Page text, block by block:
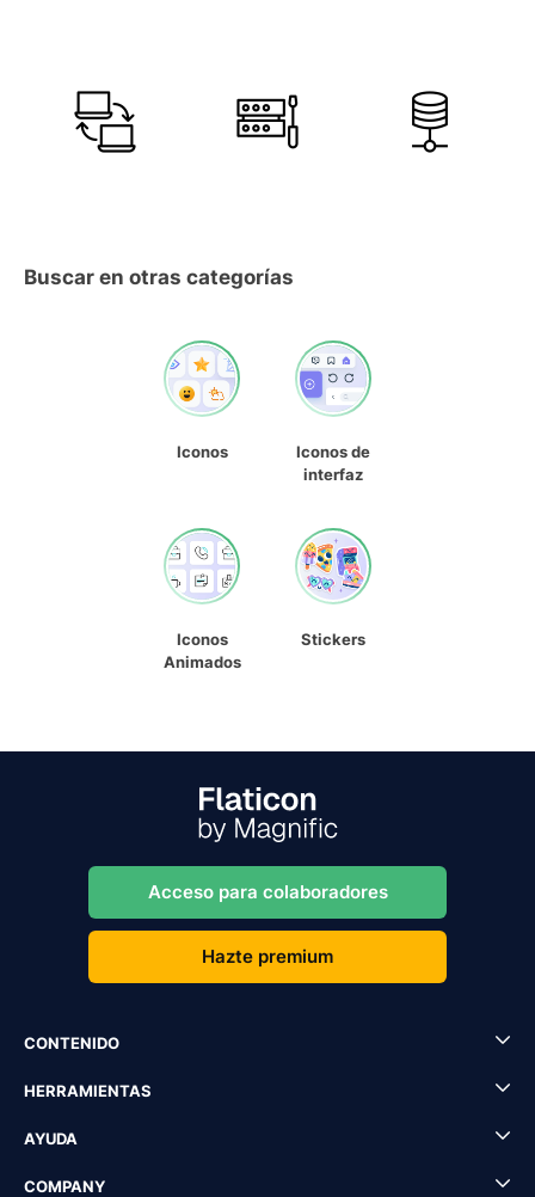
Buscar en otras categorías
Iconos
Iconos de
interfaz
Iconos
Animados
Stickers
Acceso para colaboradores
Hazte premium
CONTENIDO
HERRAMIENTAS
AYUDA
COMPANY